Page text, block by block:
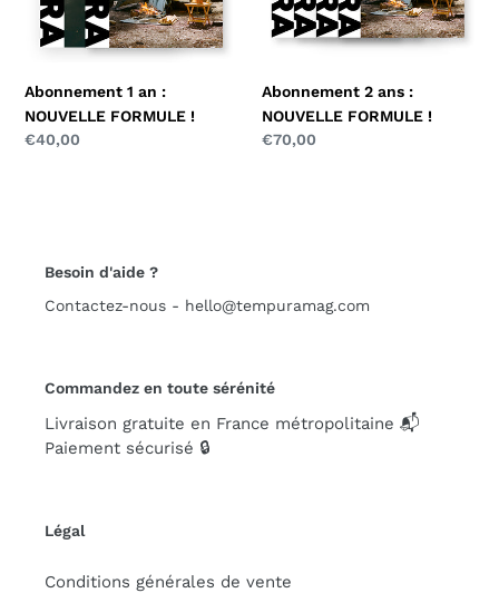
Abonnement 1 an :
NOUVELLE FORMULE !
Prix
€40,00
Abonnement 2 ans :
NOUVELLE FORMULE !
Prix
€70,00
Besoin d'aide ?
Contactez-nous - hello@tempuramag.com
Commandez en toute sérénité
Livraison gratuite en France métropolitaine 📬
Paiement sécurisé 🔒
Légal
Conditions générales de vente